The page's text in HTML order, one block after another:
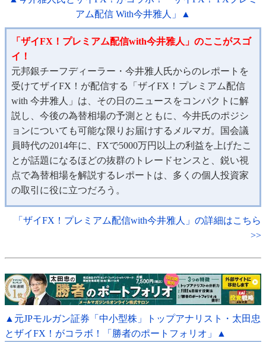
アム配信 With今井雅人」▲
「ザイFX！プレミアム配信with今井雅人」のここがスゴ
イ！
元邦銀チーフディーラー・今井雅人氏からのレポートを
受けてザイFX！が配信する「ザイFX！プレミアム配信
with 今井雅人」は、その日のニュースをコンパクトに解
説し、今後の為替相場の予測とともに、今井氏のポジシ
ョンについても可能な限りお届けするメルマガ。国会議
員時代の2014年に、FXで5000万円以上の利益を上げたこ
とが話題になるほどの抜群のトレードセンスと、鋭い視
点で為替相場を解説するレポートは、多くの個人投資家
の取引に役に立つだろう。
「ザイFX！プレミアム配信with今井雅人」の詳細はこちら
>>
▲元JPモルガン証券「中小型株」トップアナリスト・太田忠
とザイFX！がコラボ！「勝者のポートフォリオ」▲